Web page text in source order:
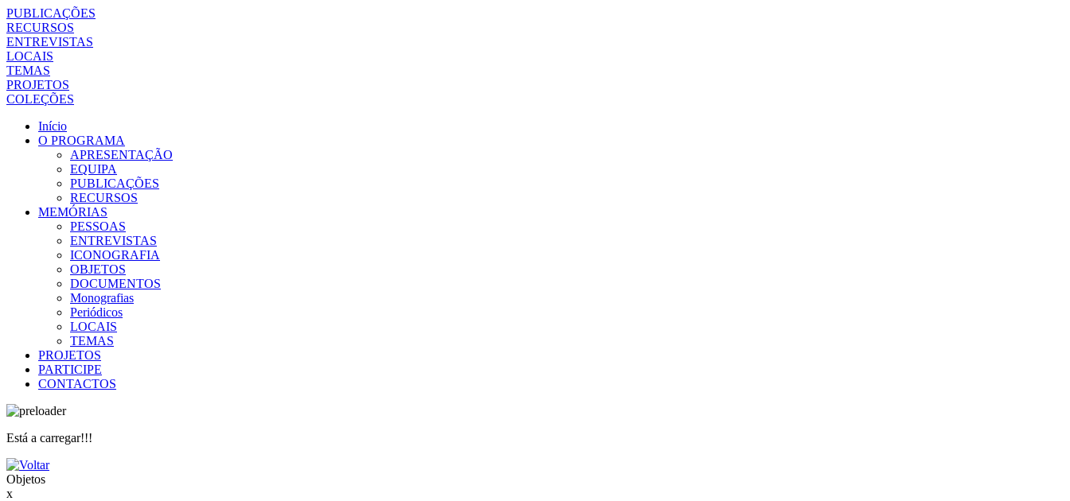
PUBLICAÇÕES
RECURSOS
ENTREVISTAS
LOCAIS
TEMAS
PROJETOS
COLEÇÕES
Início
O PROGRAMA
APRESENTAÇÃO
EQUIPA
PUBLICAÇÕES
RECURSOS
MEMÓRIAS
PESSOAS
ENTREVISTAS
ICONOGRAFIA
OBJETOS
DOCUMENTOS
Monografias
Periódicos
LOCAIS
TEMAS
PROJETOS
PARTICIPE
CONTACTOS
Está a carregar!!!
Objetos
x